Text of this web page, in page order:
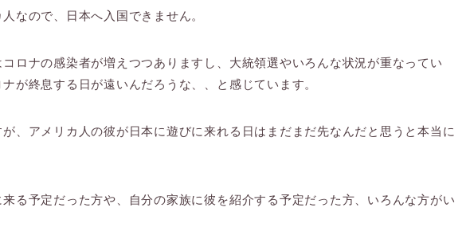
なので、日本へ入国できません。
ロナの感染者が増えつつありますし、大統領選やいろんな状況が重なってい
が終息する日が遠いんだろうな、、と感じています。
、アメリカ人の彼が日本に遊びに来れる日はまだまだ先なんだと思うと本当に
る予定だった方や、自分の家族に彼を紹介する予定だった方、いろんな方がい